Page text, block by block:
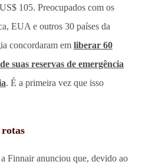
105. Preocupados com os
EUA e outros 30 países da
concordaram em liberar 60
suas reservas de emergência
. É a primeira vez que isso
rotas
Finnair anunciou que, devido ao